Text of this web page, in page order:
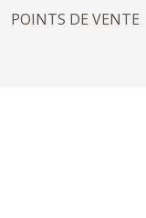
POINTS DE VENTE